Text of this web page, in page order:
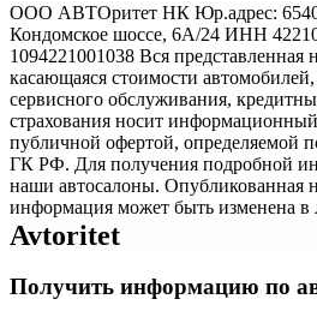
ООО АВТОритет НК Юр.адрес:
Кондомское шоссе, 6А/24 ИНН
1094221001038 Вся представленная
касающаяся стоимости
сервисного обслуживания,
страхования носит информационный
публичной офертой, определяемой
ГК РФ. Для получения подробной
наши автосалоны. Опубликованная
информация может быть изменена в
Avtoritet
Получить информацию по